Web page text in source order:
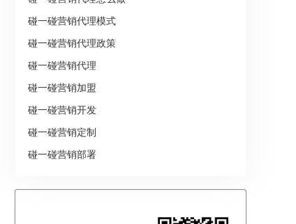
碰一碰营销代理模式
碰一碰营销代理政策
碰一碰营销代理
碰一碰营销加盟
碰一碰营销开发
碰一碰营销定制
碰一碰营销部署